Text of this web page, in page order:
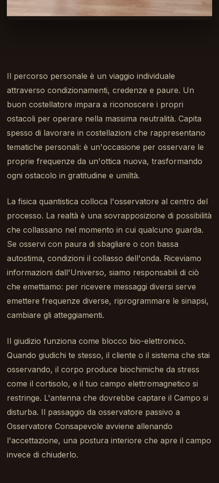
Il percorso personale è un viaggio individuale
attraverso condizionamenti, credenze e paure. Un
buon costellatore impara a riconoscere i propri
ostacoli per operare nella massima neutralità. Capita
spesso di lavorare in costellazioni che rappresentano
tematiche personali: è un'occasione per osservare le
proprie frequenze da un'ottica nuova, trasformando
ogni ostacolo in gratitudine e umiltà.
La fisica quantistica colloca l'osservatore al centro del
processo. La realtà è una sovrapposizione di possibilità
che collassano nel momento in cui qualcuno guarda.
Se osservi con paura di sbagliare o con bassa
autostima, condizioni il collasso dell'onda. Riceviamo
informazioni dall'Universo, siamo responsabili di ciò
che emettiamo: per ricevere messaggi diversi serve
emettere frequenze diverse, riprogrammare le sinapsi,
cambiare gli atteggiamenti.
Il giudizio funziona come blocco bio-elettronico.
Quando giudichi te stesso, il cliente o il sistema che stai
osservando, il corpo produce biochimiche da stress
come il cortisolo, e il tuo campo elettromagnetico si
restringe. L'antenna che dovrebbe captare il Campo si
disturba. Il passaggio da osservatore passivo a
Osservatore Consapevole avviene allenando
l'accettazione, una postura interiore che apre il campo
invece di chiuderlo.